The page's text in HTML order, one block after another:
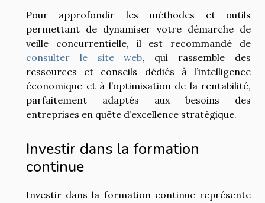
Pour approfondir les méthodes et outils
permettant de dynamiser votre démarche de
veille concurrentielle, il est recommandé de
consulter le site web, qui rassemble des
ressources et conseils dédiés à l’intelligence
économique et à l’optimisation de la rentabilité,
parfaitement adaptés aux besoins des
entreprises en quête d’excellence stratégique.
Investir dans la formation
continue
Investir dans la formation continue représente